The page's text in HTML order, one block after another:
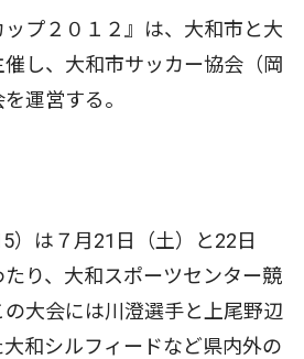
プ２０１２』は、大和市と大
し、大和市サッカー協会（岡
運営する。
）は７月21日（土）と22日
たり、大和スポーツセンター競
大会には川澄選手と上尾野辺
和シルフィードなど県内外の